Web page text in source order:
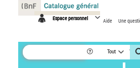
Espace personnel Aide Une
Tout
Panneau de gestion des cookies